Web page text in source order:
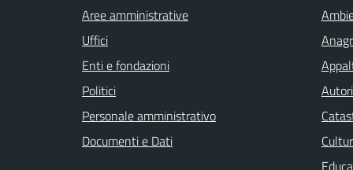
Aree amministrative
Uffici
Enti e fondazioni
Politici
Personale amministrativo
Documenti e Dati